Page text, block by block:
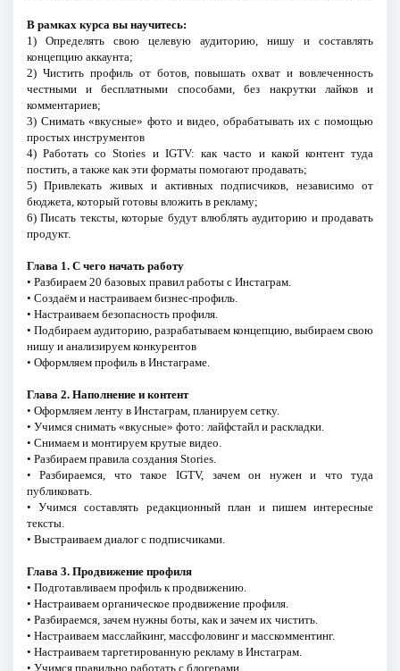
В рамках курса вы научитесь:
1) Определять свою целевую аудиторию, нишу и составлять
концепцию аккаунта;
2) Чистить профиль от ботов, повышать охват и вовлеченность
честными и бесплатными способами, без накрутки лайков и
комментариев;
3) Снимать «вкусные» фото и видео, обрабатывать их с помощью
простых инструментов
4) Работать со Stories и IGTV: как часто и какой контент туда
постить, а также как эти форматы помогают продавать;
5) Привлекать живых и активных подписчиков, независимо от
бюджета, который готовы вложить в рекламу;
6) Писать тексты, которые будут влюблять аудиторию и продавать
продукт.
Глава 1. С чего начать работу
• Разбираем 20 базовых правил работы с Инстаграм.
• Создаём и настраиваем бизнес-профиль.
• Настраиваем безопасность профиля.
• Подбираем аудиторию, разрабатываем концепцию, выбираем свою
нишу и анализируем конкурентов
• Оформляем профиль в Инстаграме.
Глава 2. Наполнение и контент
• Оформляем ленту в Инстаграм, планируем сетку.
• Учимся снимать «вкусные» фото: лайфстайл и раскладки.
• Снимаем и монтируем крутые видео.
• Разбираем правила создания Stories.
• Разбираемся, что такое IGTV, зачем он нужен и что туда
публиковать.
• Учимся составлять редакционный план и пишем интересные
тексты.
• Выстраиваем диалог с подписчиками.
Глава 3. Продвижение профиля
• Подготавливаем профиль к продвижению.
• Настраиваем органическое продвижение профиля.
• Разбираемся, зачем нужны боты, как и зачем их чистить.
• Настраиваем масслайкинг, массфоловинг и масскомментинг.
• Настраиваем таргетированную рекламу в Инстаграм.
• Учимся правильно работать с блогерами.